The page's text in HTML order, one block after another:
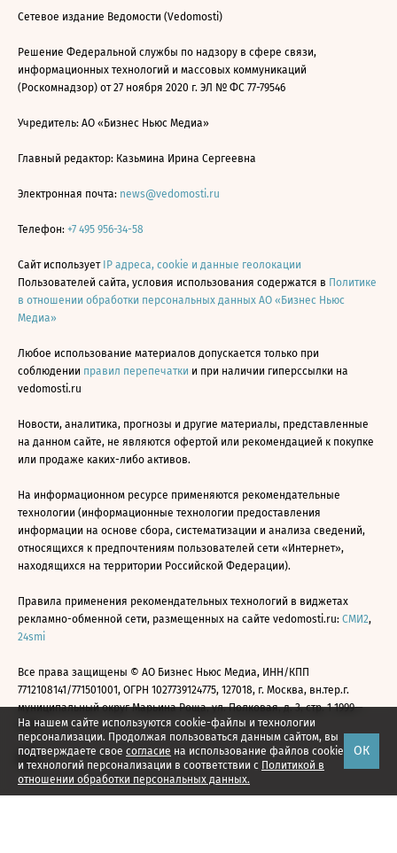
На нашем сайте используются cookie-файлы и технологии
персонализации. Продолжая пользоваться данным сайтом, вы
подтверждаете свое согласие на использование файлов cookie
и технологий персонализации в соответствии с Политикой в
отношении обработки персональных данных.
ОК
Сетевое издание Ведомости (Vedomosti)
Решение Федеральной службы по надзору в сфере связи,
информационных технологий и массовых коммуникаций
(Роскомнадзор) от 27 ноября 2020 г. ЭЛ № ФС 77-79546
Учредитель: АО «Бизнес Ньюс Медиа»
Главный редактор: Казьмина Ирина Сергеевна
Электронная почта: news@vedomosti.ru
Телефон: +7 495 956-34-58
Сайт использует IP адреса, cookie и данные геолокации
Пользователей сайта, условия использования содержатся в Политике
в отношении обработки персональных данных АО «Бизнес Ньюс
Медиа»
Любое использование материалов допускается только при
соблюдении правил перепечатки и при наличии гиперссылки на
vedomosti.ru
Новости, аналитика, прогнозы и другие материалы, представленные
на данном сайте, не являются офертой или рекомендацией к покупке
или продаже каких-либо активов.
На информационном ресурсе применяются рекомендательные
технологии (информационные технологии предоставления
информации на основе сбора, систематизации и анализа сведений,
относящихся к предпочтениям пользователей сети «Интернет»,
находящихся на территории Российской Федерации).
Правила применения рекомендательных технологий в виджетах
рекламно-обменной сети, размещенных на сайте vedomosti.ru: СМИ2,
24smi
Все права защищены © АО Бизнес Ньюс Медиа, ИНН/КПП
7712108141/771501001, ОГРН 1027739124775, 127018, г. Москва, вн.тер.г.
муниципальный округ Марьина Роща, ул. Полковая, д. 3, стр. 1 1999—
2026